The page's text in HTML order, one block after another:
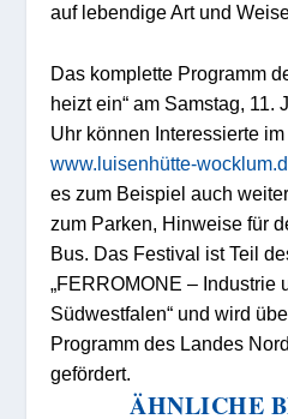
auf lebendige Art und
Das komplette Programm
heizt ein“ am Samstag, 11.
Uhr können Interessierte
www.luisenhütte-
es zum Beispiel auch
zum Parken, Hinweise für
Bus. Das Festival ist Teil
„FERROMONE – Industrie
Südwestfalen“ und wird
Programm des Landes
gefördert.
ÄHNLICHE